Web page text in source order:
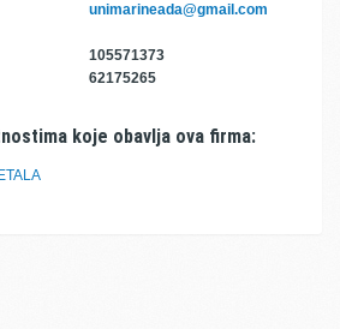
unimarineada@gmail.com
105571373
62175265
koje obavlja ova firma: